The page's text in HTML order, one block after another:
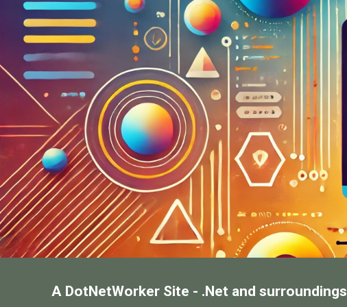
A DotNetWorker Site - .Net and surroundings